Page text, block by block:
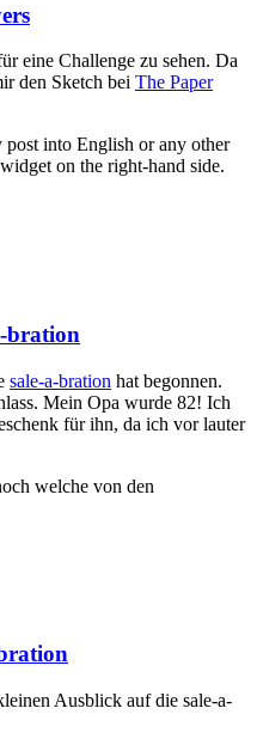
eine Challenge zu sehen. Da
den Sketch bei The Paper
post into English or any other
on the right-hand side.
bration
sale-a-bration hat begonnen.
Mein Opa wurde 82! Ich
für ihn, da ich vor lauter
welche von den
Ausblick auf die sale-a-